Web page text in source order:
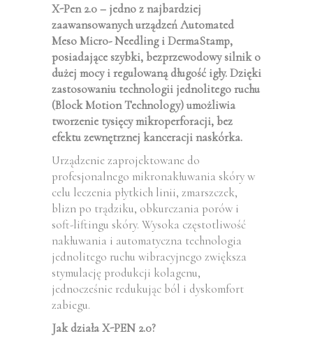
X-Pen 2.0 – jedno z najbardziej
zaawansowanych urządzeń Automated
Meso Micro- Needling i DermaStamp,
posiadające szybki, bezprzewodowy silnik o
dużej mocy i regulowaną długość igły. Dzięki
zastosowaniu technologii jednolitego ruchu
(Block Motion Technology) umożliwia
tworzenie tysięcy mikroperforacji, bez
efektu zewnętrznej kanceracji naskórka.
Urządzenie zaprojektowane do
profesjonalnego mikronakłuwania skóry w
celu leczenia płytkich linii, zmarszczek,
blizn po trądziku, obkurczania porów i
soft-liftingu skóry. Wysoka częstotliwość
nakłuwania i automatyczna technologia
jednolitego ruchu wibracyjnego zwiększa
stymulację produkcji kolagenu,
jednocześnie redukując ból i dyskomfort
zabiegu.
Jak działa X-PEN 2.0?